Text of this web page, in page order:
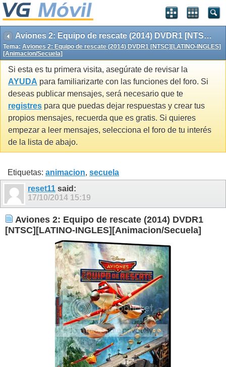
Aviones 2: Equipo de rescate (2014) DVDR1 [NTSC][LATINO-INGLES][Animacion/Secuela]
Tema: Aviones 2: Equipo de rescate (2014) DVDR1 [NTSC][LATINO-INGLES]
[Animacion/Secuela]
Si esta es tu primera visita, asegúrate de revisar la
AYUDA para familiarizarte con las funciones del foro. Si
deseas publicar mensajes, será necesario que te
registres para que puedas dejar respuestas y crear tus
propios mensajes, recuerda que es gratis. Si quieres
empezar a leer mensajes, selecciona el foro de tu interés
de la lista de abajo.
Etiquetas: animacion, secuela
reset11 said:
17/10/2014 15:19
Aviones 2: Equipo de rescate (2014) DVDR1
[NTSC][LATINO-INGLES][Animacion/Secuela]